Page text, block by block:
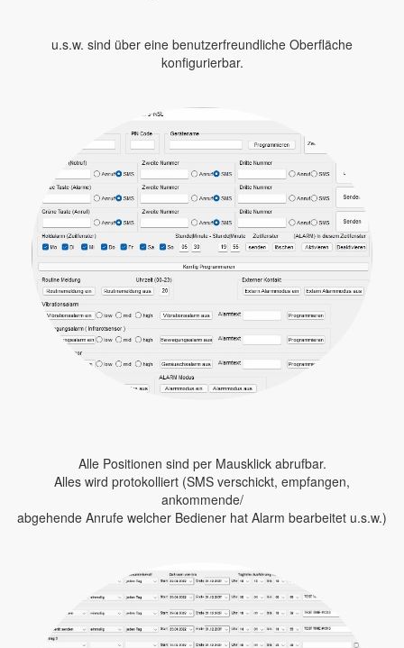
u.s.w. sind über eine benutzerfreundliche Oberfläche
konfigurierbar.
Alle Positionen sind per Mausklick abrufbar.
Alles wird protokolliert (SMS verschickt, empfangen,
ankommende/
abgehende Anrufe welcher Bediener hat Alarm bearbeitet u.s.w.)